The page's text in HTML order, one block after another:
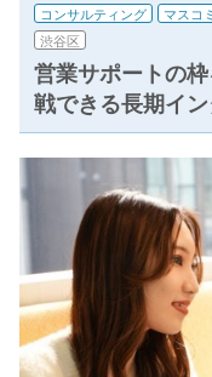
コンサルティング マスコ
渋谷区
営業サポートの
戦できる長期イ